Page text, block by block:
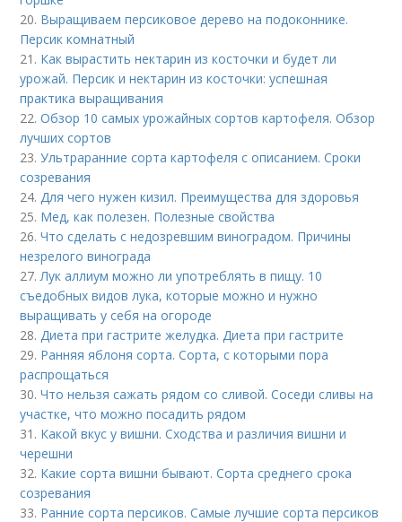
20. Выращиваем персиковое дерево на подоконнике.
Персик комнатный
21. Как вырастить нектарин из косточки и будет ли
урожай. Персик и нектарин из косточки: успешная
практика выращивания
22.Обзор 10 самых урожайных сортов картофеля. Обзор
лучших сортов
23.Ультраранние сорта картофеля с описанием. Сроки
созревания
24.Для чего нужен кизил. Преимущества для здоровья
25. Мед, как полезен. Полезные свойства
26.Что сделать с недозревшим виноградом. Причины
незрелого винограда
27.Лук аллиум можно ли употреблять в пищу. 10
съедобных видов лука, которые можно и нужно
выращивать у себя на огороде
28.Диета при гастрите желудка. Диета при гастрите
29. Ранняя яблоня сорта. Сорта, с которыми пора
распрощаться
30.Что нельзя сажать рядом со сливой. Соседи сливы на
участке, что можно посадить рядом
31. Какой вкус у вишни. Сходства и различия вишни и
черешни
32. Какие сорта вишни бывают. Сорта среднего срока
созревания
33. Ранние сорта персиков. Самые лучшие сорта персиков